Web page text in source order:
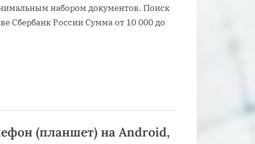
набором документов. Поиск
Сбербанк России Сумма от 10 000 до
(планшет) на Android,